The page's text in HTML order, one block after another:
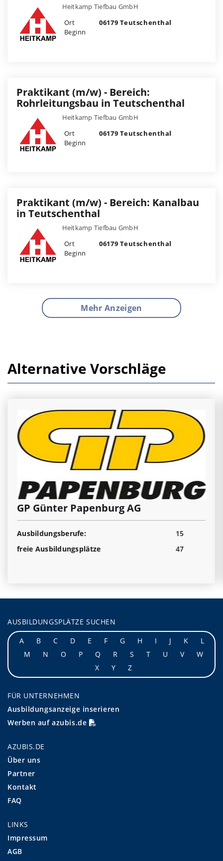
Heitkamp Tiefbau GmbH
Ort
06179 Teutschenthal
Beginn
Praktikant (m/w) - Bereich:
Rohrleitungsbau in Teutschenthal
Heitkamp Tiefbau GmbH
Ort
06179 Teutschenthal
Beginn
Praktikant (m/w) - Bereich: Kanalbau
in Teutschenthal
Heitkamp Tiefbau GmbH
Ort
06179 Teutschenthal
Beginn
Mehr Anzeigen
Alternative Vorschläge
GP Günter Papenburg AG
Ausbildungsberufe:
15
freie Ausbildungsplätze
47
AUSBILDUNGSPLÄTZE SUCHEN
A
B C D E F G H I J K
L
M
N O P Q R S T U V
W
X
Y Z
FÜR UNTERNEHMEN
Ausbildungsanzeige inserieren
Werben auf azubis.de
AZUBIS.DE
Über uns
Partner
Kontakt
FAQ
LINKS
Impressum
AGB